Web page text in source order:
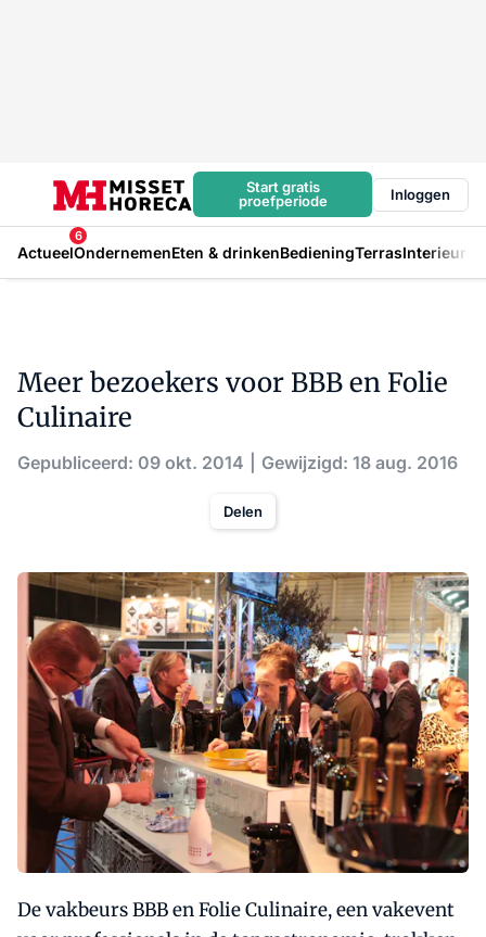
Start gratis
proefperiode
Inloggen
Actueel
6
OndernemenEten & drinkenBedieningTerrasInterieur
Meer bezoekers voor BBB en Folie
Culinaire
Gepubliceerd: 09 okt. 2014 Gewijzigd: 18 aug. 2016
Delen
De vakbeurs BBB en Folie Culinaire, een vakevent